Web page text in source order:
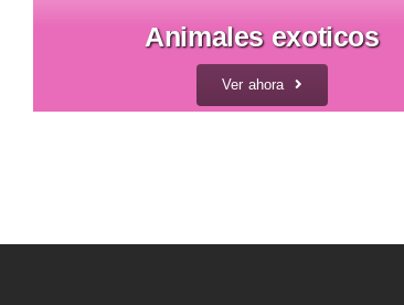
Animales exoticos
Ver ahora